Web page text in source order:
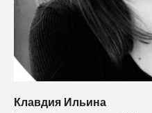
Клавдия Ильина